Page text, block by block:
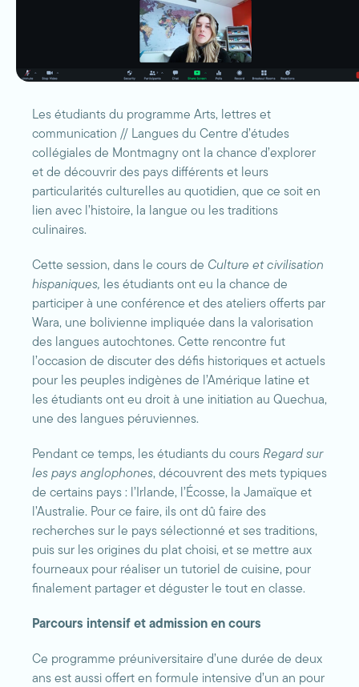
Les étudiants du programme Arts, lettres et
communication // Langues du Centre d’études
collégiales de Montmagny ont la chance d’explorer
et de découvrir des pays différents et leurs
particularités culturelles au quotidien, que ce soit en
lien avec l’histoire, la langue ou les traditions
culinaires.
Cette session, dans le cours de Culture et civilisation
hispaniques, les étudiants ont eu la chance de
participer à une conférence et des ateliers offerts par
Wara, une bolivienne impliquée dans la valorisation
des langues autochtones. Cette rencontre fut
l’occasion de discuter des défis historiques et actuels
pour les peuples indigènes de l’Amérique latine et
les étudiants ont eu droit à une initiation au Quechua,
une des langues péruviennes.
Pendant ce temps, les étudiants du cours Regard sur
les pays anglophones, découvrent des mets typiques
de certains pays : l’Irlande, l’Écosse, la Jamaïque et
l’Australie. Pour ce faire, ils ont dû faire des
recherches sur le pays sélectionné et ses traditions,
puis sur les origines du plat choisi, et se mettre aux
fourneaux pour réaliser un tutoriel de cuisine, pour
finalement partager et déguster le tout en classe.
Parcours intensif et admission en cours
Ce programme préuniversitaire d’une durée de deux
ans est aussi offert en formule intensive d’un an pour